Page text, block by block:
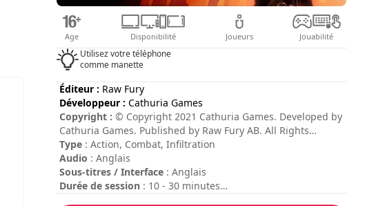
Age Disponibilité Joueurs Jouabilité
Utilisez votre téléphone
comme manette
Éditeur : Raw Fury
Développeur : Cathuria Games
Copyright : © Copyright 2021 Cathuria Games. Developed by
Cathuria Games. Published by Raw Fury AB. All Rights
Reserved.
Type : Action, Combat, Infiltration
Audio : Anglais
Sous-titres / Interface : Anglais
Durée de session : 10 - 30 minutes